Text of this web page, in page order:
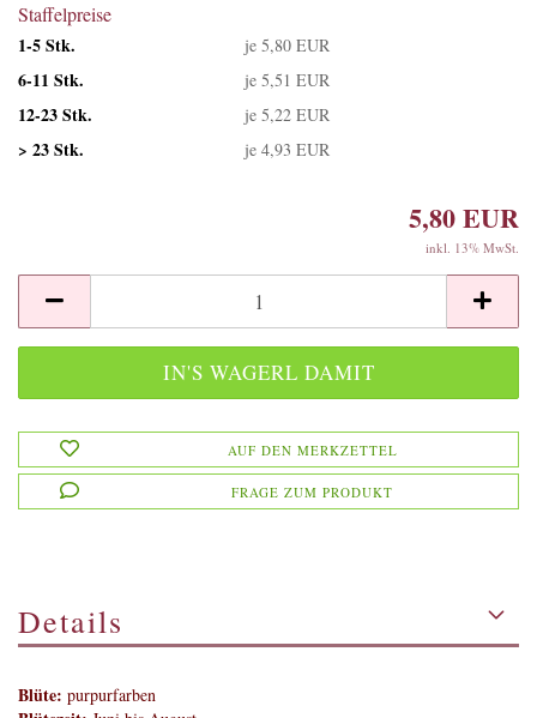
Staffelpreise
1-5 Stk.
je 5,80 EUR
6-11 Stk. je 5,51 EUR
12-23 Stk. je 5,22 EUR
> 23 Stk. je 4,93 EUR
5,80 EUR
inkl. 13% MwSt.
AUF DEN MERKZETTEL
FRAGE ZUM PRODUKT
Details
Blüte: purpurfarben